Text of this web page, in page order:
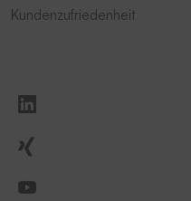
Kundenzufriedenheit